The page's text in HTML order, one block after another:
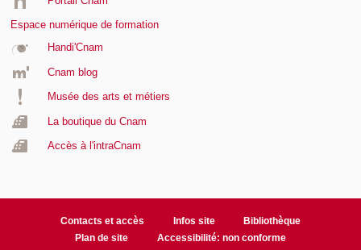
Espace numérique de formation
Handi'Cnam
Cnam blog
Musée des arts et métiers
La boutique du Cnam
Accès à l'intraCnam
Contacts et accès Infos site
Bibliothèque
Plan de site
Accessibilité: non conforme